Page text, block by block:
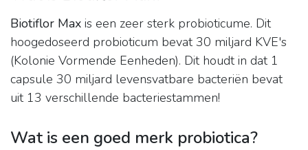
Biotiflor Max is een zeer sterk probioticume. Dit
hoogedoseerd probioticum bevat 30 miljard KVE's
(Kolonie Vormende Eenheden). Dit houdt in dat 1
capsule 30 miljard levensvatbare bacteriën bevat
uit 13 verschillende bacteriestammen!
Wat is een goed merk probiotica?